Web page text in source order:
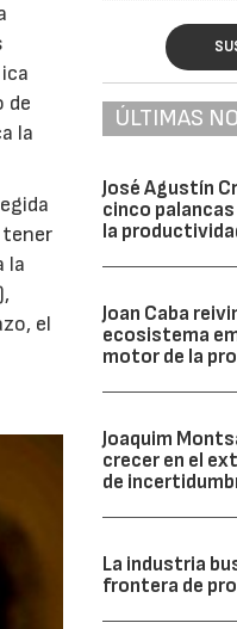
de
la
tener
la
el
ÚLTIMAS
José Agustín
cinco
la
Joan Caba
ecosistema
motor de la
Joaquim
crecer en el
de
La industria
frontera de